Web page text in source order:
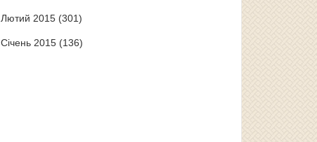
Лютий 2015(301)
Січень 2015(136)